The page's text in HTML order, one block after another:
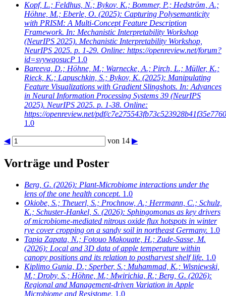
Kopf, L.; Feldhus, N.; Bykov, K.; Bommer, P.; Hedström, A.;
Höhne, M.; Eberle, O. (2025): Capturing Polysemanticity
with PRISM: A Multi-Concept Feature Description
Framework. In: Mechanistic Interpretability Workshop
(NeurIPS 2025). Mechanistic Interpretability Workshop,
NeurIPS 2025. p. 1-29. Online: https://openreview.net/forum?
id=svywqosucP 1.0
Bareeva, D.; Höhne, M.; Warnecke, A.; Pirch, L.; Müller, K.;
Rieck, K.; Lapuschkin, S.; Bykov, K. (2025): Manipulating
Feature Visualizations with Gradient Slingshots. In: Advances
in Neural Information Processing Systems 39 (NeurIPS
2025). NeurIPS 2025. p. 1-38. Online:
https://openreview.net/pdf/
1.0
◀ von 14 ▶
Vorträge und Poster
Berg, G. (2026): Plant-Microbiome interactions under the
lens of the one health concept. 1.0
Okiobe, S.; Theuerl, S.; Prochnow, A.; Herrmann, C.; Schulz,
K.; Schuster-Hankel, S. (2026): Sphingomonas as key drivers
of microbiome-mediated nitrous oxide flux hotspots in winter
rye cover cropping on a sandy soil in northeast Germany. 1.0
Tapia Zapata, N.; Fotouo Makouate, H.; Zude-Sasse, M.
(2026): Local and 3D data of apple temperature within
canopy positions and its relation to postharvest shelf life. 1.0
Kiplimo Gunia, D.; Sperber, S.; Muhammad, K.; Wisniewski,
M.; Droby, S.; Höhne, M.; Mwirichia, R.; Berg, G. (2026):
Regional and Management-driven Variation in Apple
Microbiome and Resistome. 1.0